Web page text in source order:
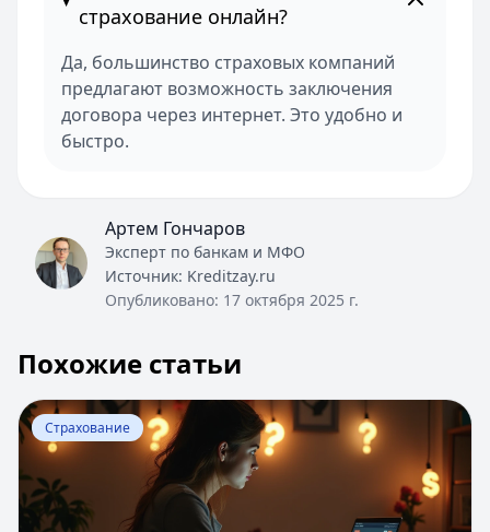
страхование онлайн?
Да, большинство страховых компаний
предлагают возможность заключения
договора через интернет. Это удобно и
быстро.
Артем Гончаров
Эксперт по банкам и МФО
Источник: Kreditzay.ru
Опубликовано: 17 октября 2025 г.
Похожие статьи
Перейти к статье:Webmoney Keeper - управление
Страхование